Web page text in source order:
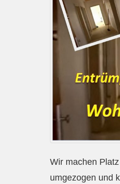
Wir machen
umgezogen und